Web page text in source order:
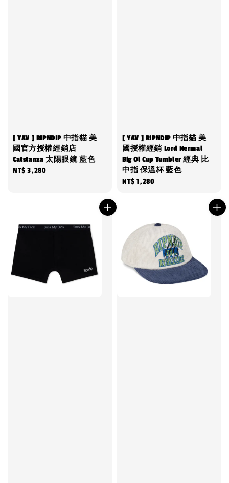
[ YAV ] RIPNDIP 中指貓 美
國官方授權經銷店
Catstanza 太陽眼鏡 藍色
Regular
NT$ 3,280
[ YAV ] RIPNDIP 中指貓 美
國授權經銷 Lord Nermal
Big Ol Cup Tumbler 經典 比
中指 保溫杯 藍色
Regular
NT$ 1,280